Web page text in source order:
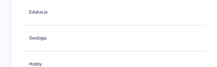
Edukacja
Geologia
Hobby